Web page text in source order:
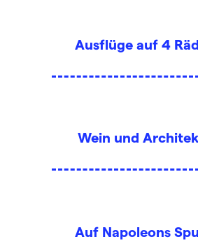
Ausflüge auf 4
Wein und
Auf Napoleons